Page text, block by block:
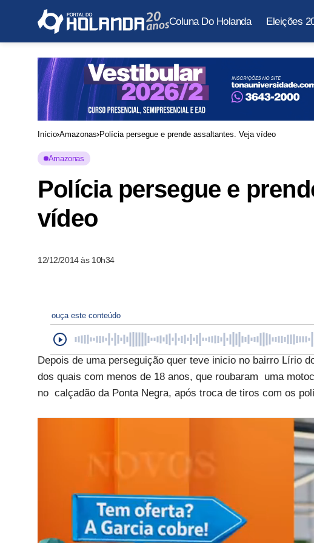
Coluna Do Holanda Eleições
Início Amazonas Polícia persegue e prende assaltantes. Veja vídeo
Amazonas
Polícia persegue e
vídeo
12/12/2014 às 10h34
ouça este conteúdo
Depois de uma perseguição quer teve inicio no bairro Lírio
dos quais com menos de 18 anos, que roubaram uma
no calçadão da Ponta Negra, após troca de tiros com os